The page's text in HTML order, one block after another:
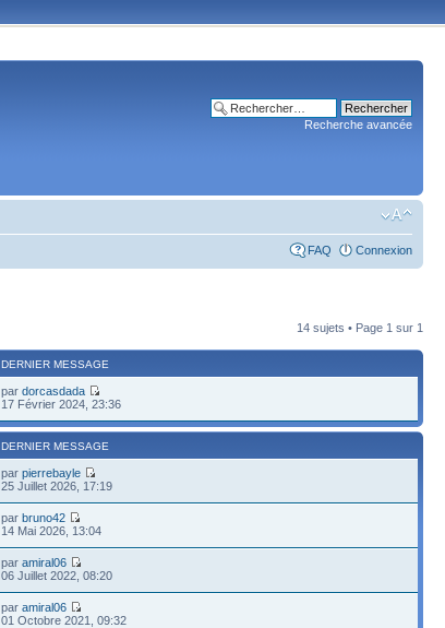
Recherche avancée
FAQ Connexion
14 sujets • Page 1 sur 1
DERNIER MESSAGE
pardorcasdada
17 Février 2024, 23:36
DERNIER MESSAGE
parpierrebayle
25 Juillet 2026, 17:19
parbruno42
14 Mai 2026, 13:04
paramiral06
06 Juillet 2022, 08:20
paramiral06
01 Octobre 2021, 09:32